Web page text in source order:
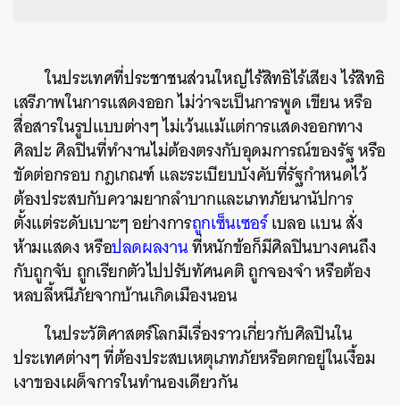
ในประเทศที่ประชาชนส่วนใหญ่ไร้สิทธิไร้เสียง ไร้สิทธิ
เสรีภาพในการแสดงออก ไม่ว่าจะเป็นการพูด เขียน หรือ
สื่อสารในรูปแบบต่างๆ ไม่เว้นแม้แต่การแสดงออกทาง
ศิลปะ ศิลปินที่ทำงานไม่ต้องตรงกับอุดมการณ์ของรัฐ หรือ
ขัดต่อกรอบ กฎเกณฑ์ และระเบียบบังคับที่รัฐกำหนดไว้
ต้องประสบกับความยากลำบากและเภทภัยนานัปการ
ตั้งแต่ระดับเบาะๆ อย่างการถูกเซ็นเซอร์เบลอ แบน สั่ง
ห้ามแสดง หรือปลดผลงานที่หนักข้อก็มีศิลปินบางคนถึง
กับถูกจับ ถูกเรียกตัวไปปรับทัศนคติ ถูกจองจำ หรือต้อง
หลบลี้หนีภัยจากบ้านเกิดเมืองนอน
ในประวัติศาสตร์โลกมีเรื่องราวเกี่ยวกับศิลปินใน
ประเทศต่างๆ ที่ต้องประสบเหตุเภทภัยหรือตกอยู่ในเงื้อม
เงาของเผด็จการในทำนองเดียวกัน